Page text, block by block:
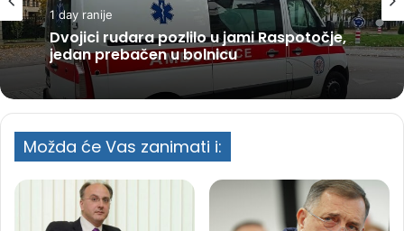
1 day ranije
Dvojici rudara pozlilo u jami Raspotočje,
jedan prebačen u bolnicu
Možda će Vas zanimati i: